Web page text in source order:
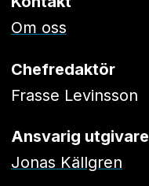
Om oss
Chefredaktör
Frasse Levinsson
Ansvarig utgivare
Jonas Källgren